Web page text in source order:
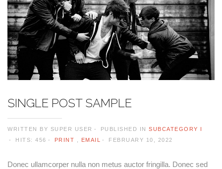
SINGLE POST SAMPLE
WRITTEN BY SUPER USER PUBLISHED IN SUBCATEGORY I
HITS: 456
PRINT EMAIL FEBRUARY 10, 2022
Donec ullamcorper nulla non metus auctor fringilla. Donec sed
Password
Remember Me
Forgot your password? / Forgot your
username?